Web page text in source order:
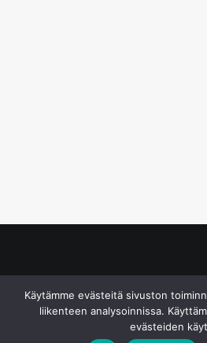
Käytämme evästeitä sivuston
liikenteen analysoinnissa.
evästeiden